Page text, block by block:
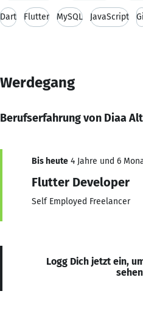
Dart Flutter MySQL JavaScript
Werdegang
Berufserfahrung von Diaa
Bis heute 4 Jahre und 6
Flutter Developer
Self Employed Freelancer
Logg Dich jetzt ein,